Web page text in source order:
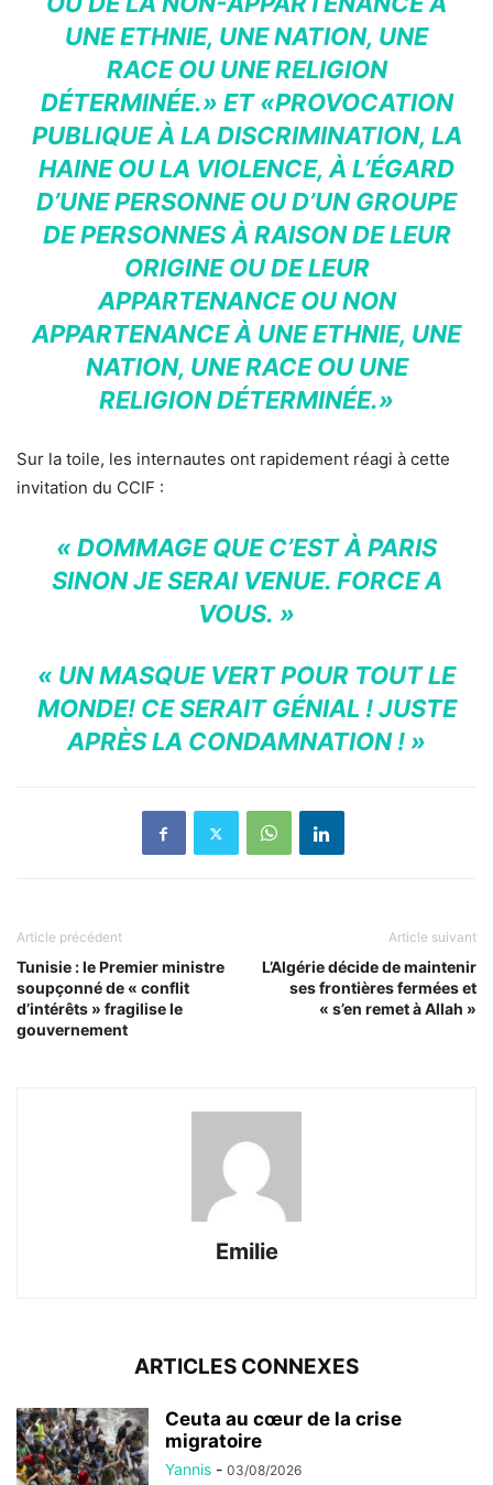
UNE ETHNIE, UNE NATION, UNE
RACE OU UNE RELIGION
DÉTERMINÉE.» ET«PROVOCATION
PUBLIQUE À LA DISCRIMINATION, LA
HAINE OU LA VIOLENCE, À L’ÉGARD
D’UNE PERSONNE OU D’UN GROUPE
DE PERSONNES À RAISON DE LEUR
ORIGINE OU DE LEUR
APPARTENANCE OU NON
APPARTENANCE À UNE ETHNIE, UNE
NATION, UNE RACE OU UNE
RELIGION DÉTERMINÉE.»
Sur la toile, les internautes ont rapidement réagi à cette
invitation du CCIF :
« DOMMAGE QUE C’EST À PARIS
SINON JE SERAI VENUE. FORCE A
VOUS. »
« UN MASQUE VERT POUR TOUT LE
MONDE! CE SERAIT GÉNIAL ! JUSTE
APRÈS LA CONDAMNATION ! »
Article précédent
Tunisie : le Premier ministre
soupçonné de « conflit
d’intérêts » fragilise le
gouvernement
Article suivant
L’Algérie décide de maintenir
ses frontières fermées et
« s’en remet à Allah »
Emilie
ARTICLES CONNEXES
Ceuta au cœur de la crise
migratoire
Yannis - 03/08/2026